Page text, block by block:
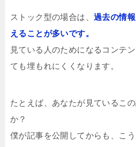
ストック型の場合は、 過去の情
えることが多いです。
見ている人のためになるコンテ
ても埋もれにくくなります。
たとえば、あなたが見ているこ
か？
僕が記事を公開してからも、こ